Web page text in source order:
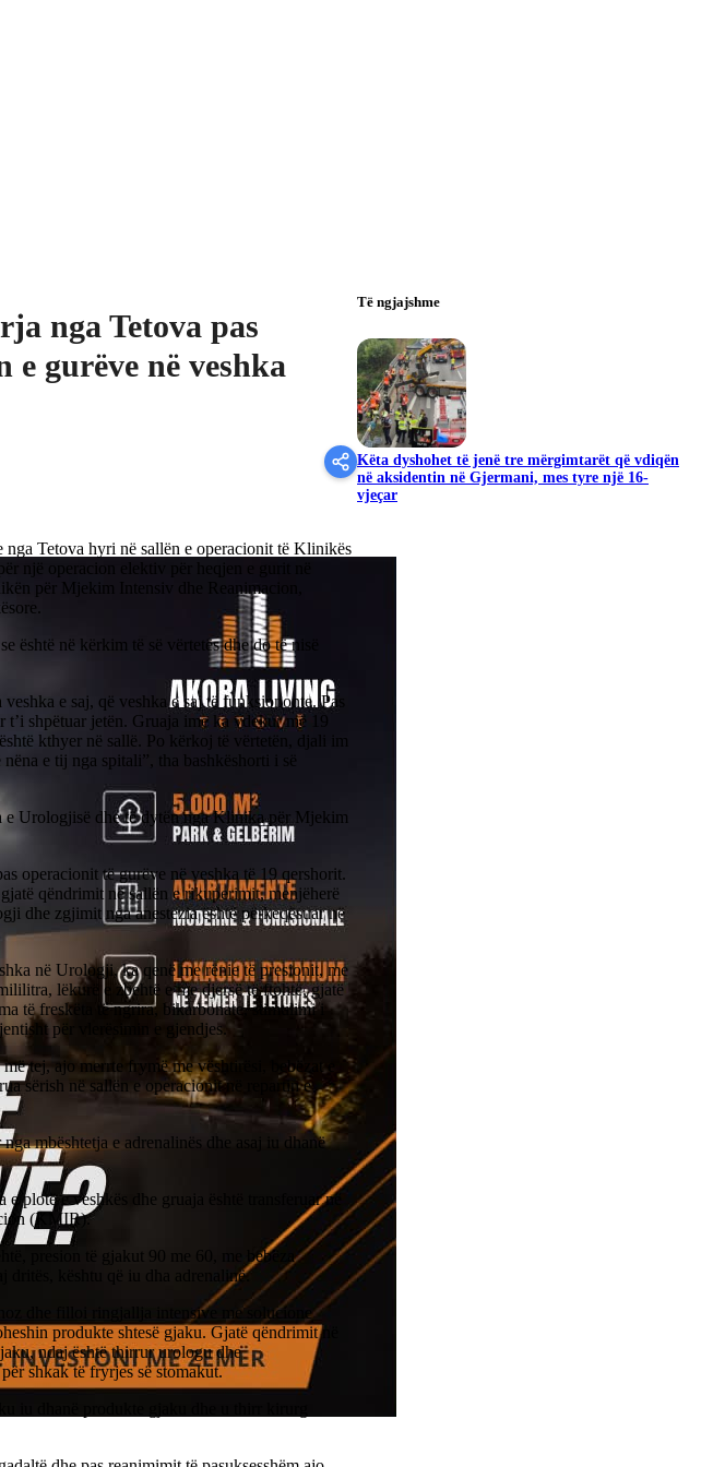
nga Tetova pas
e gurëve në veshka
nga Tetova hyri në sallën e operacionit të Klinikës
një operacion elektiv për heqjen e gurit në
për Mjekim Intensiv dhe Reanimacion,
është në kërkim të së vërtetës dhe do të nisë
e saj, që veshka e saj të funksiononte. Pas
t’i shpëtuar jetën. Gruaja ime ka vdekur më 19
kthyer në sallë. Po kërkoj të vërtetën, djali im
e tij nga spitali”, tha bashkëshorti i së
Urologjisë dhe të dytën nga Klinika për Mjekim
operacionit të gurëve në veshka të 19 qershorit.
qëndrimit në sallën e rikuperimit, menjëherë
dhe zgjimit nga anestezia është përkeqësuar në
në Urologji, ka qenë me rënie të presionit, me
lëkurë e zbehtë e me djersë të ftohtë, gjatë
të freskëta të ngrira, bikarbonate, stimulimi i
për vlerësimin e gjendjes.
tej, ajo merrte frymë me vështirësi, bebëzat e
sërish në sallën e operacionit në repartin e
mbështetja e adrenalinës dhe asaj iu dhanë
plotë e veshkës dhe gruaja është transferuar në
(KMIR).
presion të gjakut 90 me 60, me bebëza
dritës, kështu që iu dha adrenalinë.
dhe filloi ringjallja intensive me solucione
produkte shtesë gjaku. Gjatë qëndrimit në
ndaj është thirrur urologu dhe
shkak të fryrjes së stomakut.
Të ngjajshme
Këta dyshohet të jenë tre mërgimtarët që vdiqën
në aksidentin në Gjermani, mes tyre një 16-
vjeçar